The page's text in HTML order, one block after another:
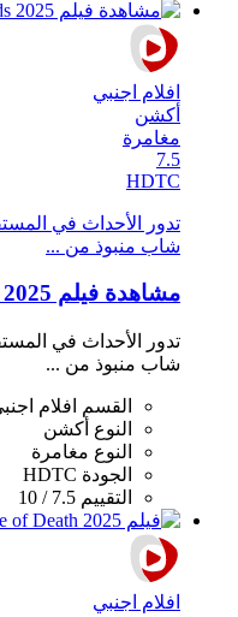
افلام اجنبي
أكشن
مغامرة
7.5
HDTC
تدور الأحداث في
شاب منبوذ من ...
مشاهدة فيلم Predator Badlands 2025 مترجم
تدور الأحداث في
شاب منبوذ من ...
القسم
افلام
النوع أكشن
النوع مغامرة
الجودة HDTC
التقييم 7.5 / 10
افلام اجنبي